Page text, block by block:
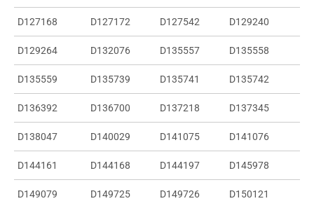
D127168 D127172 D127542 D129240
D129264 D132076 D135557 D135558
D135559 D135739 D135741 D135742
D136392 D136700 D137218 D137345
D138047 D140029 D141075 D141076
D144161 D144168 D144197 D145978
D149079 D149725 D149726 D150121